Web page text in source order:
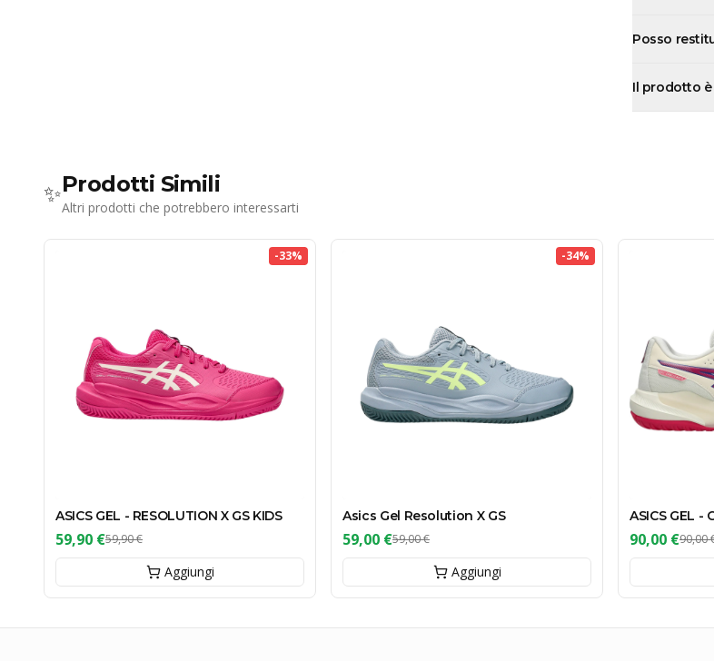
Posso
Il prodotto
✨Prodotti Simili
Altri prodotti che potrebbero interessarti
-33%
ASICS GEL - RESOLUTION X GS KIDS
59,90 €59,90 €
Aggiungi
-34%
Asics Gel Resolution X GS
59,00 €59,00 €
Aggiungi
ASICS GEL -
90,00 €90,00